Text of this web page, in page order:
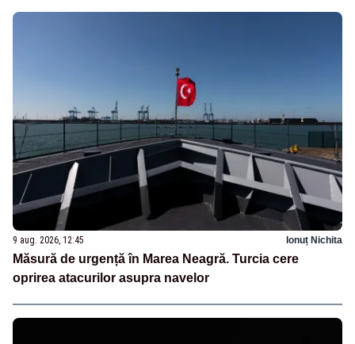
9 aug. 2026, 12:45 Ionuț Nichita
Măsură de urgență în Marea Neagră. Turcia cere
oprirea atacurilor asupra navelor